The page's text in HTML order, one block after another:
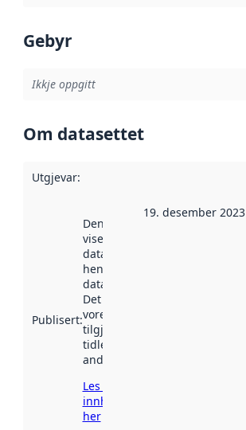
Gebyr
Ikkje oppgitt
Om datasettet
Utgjevar:
Publisert:
Denne datoen
viser når
datasettet vart
henta inn av
data.norge.no.
Det kan ha
vore
tilgjengeleg
tidlegare
andre stader.
Les meir om
innhenting
her
19. desember 2023